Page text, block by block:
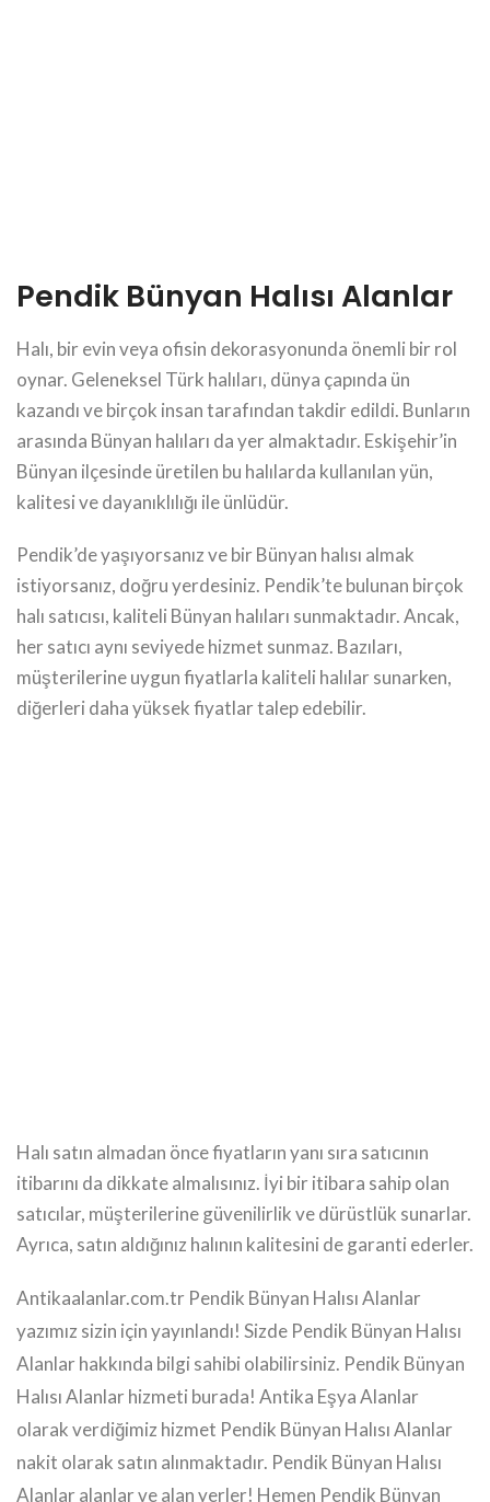
Pendik Bünyan Halısı Alanlar
Halı, bir evin veya ofisin dekorasyonunda önemli bir rol
oynar. Geleneksel Türk halıları, dünya çapında ün
kazandı ve birçok insan tarafından takdir edildi. Bunların
arasında Bünyan halıları da yer almaktadır. Eskişehir’in
Bünyan ilçesinde üretilen bu halılarda kullanılan yün,
kalitesi ve dayanıklılığı ile ünlüdür.
Pendik’de yaşıyorsanız ve bir Bünyan halısı almak
istiyorsanız, doğru yerdesiniz. Pendik’te bulunan birçok
halı satıcısı, kaliteli Bünyan halıları sunmaktadır. Ancak,
her satıcı aynı seviyede hizmet sunmaz. Bazıları,
müşterilerine uygun fiyatlarla kaliteli halılar sunarken,
diğerleri daha yüksek fiyatlar talep edebilir.
Halı satın almadan önce fiyatların yanı sıra satıcının
itibarını da dikkate almalısınız. İyi bir itibara sahip olan
satıcılar, müşterilerine güvenilirlik ve dürüstlük sunarlar.
Ayrıca, satın aldığınız halının kalitesini de garanti ederler.
Antikaalanlar.com.tr Pendik Bünyan Halısı Alanlar
yazımız sizin için yayınlandı! Sizde Pendik Bünyan Halısı
Alanlar hakkında bilgi sahibi olabilirsiniz. Pendik Bünyan
Halısı Alanlar hizmeti burada! Antika Eşya Alanlar
olarak verdiğimiz hizmet Pendik Bünyan Halısı Alanlar
nakit olarak satın alınmaktadır. Pendik Bünyan Halısı
Alanlar alanlar ve alan yerler! Hemen Pendik Bünyan